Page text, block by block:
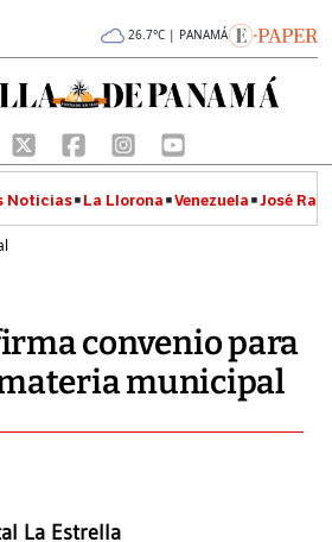
26.7°C | PANAMÁ
Noticias La Llorona Venezuela José
convenio para
municipal
La Estrella